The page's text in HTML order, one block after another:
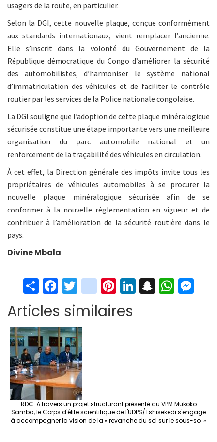
usagers de la route, en particulier.
Selon la DGI, cette nouvelle plaque, conçue conformément
aux standards internationaux, vient remplacer l’ancienne.
Elle s’inscrit dans la volonté du Gouvernement de la
République démocratique du Congo d’améliorer la sécurité
des automobilistes, d’harmoniser le système national
d’immatriculation des véhicules et de faciliter le contrôle
routier par les services de la Police nationale congolaise.
La DGI souligne que l’adoption de cette plaque minéralogique
sécurisée constitue une étape importante vers une meilleure
organisation du parc automobile national et un
renforcement de la traçabilité des véhicules en circulation.
À cet effet, la Direction générale des impôts invite tous les
propriétaires de véhicules automobiles à se procurer la
nouvelle plaque minéralogique sécurisée afin de se
conformer à la nouvelle réglementation en vigueur et de
contribuer à l’amélioration de la sécurité routière dans le
pays.
Divine Mbala
S
h
ar
e
Fa
ce
b
o
o
k
T
wi
tt
er
in
st
ag
Pi
er
Li S W
Articles similaires
RDC: À travers un projet structurant présenté au VPM Mukoko
Samba, le Corps d'élite scientifique de l'UDPS/Tshisekedi s'engage
à accompagner la vision de la « revanche du sol sur le sous-sol »